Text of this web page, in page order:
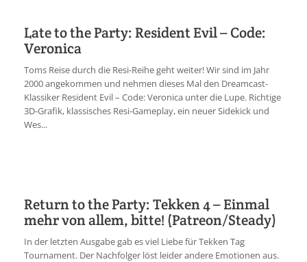
Late to the Party: Resident Evil – Code:
Veronica
Toms Reise durch die Resi-Reihe geht weiter! Wir sind im Jahr
2000 angekommen und nehmen dieses Mal den Dreamcast-
Klassiker Resident Evil – Code: Veronica unter die Lupe. Richtige
3D-Grafik, klassisches Resi-Gameplay, ein neuer Sidekick und
Wes...
Return to the Party: Tekken 4 – Einmal
mehr von allem, bitte! (Patreon/Steady)
In der letzten Ausgabe gab es viel Liebe für Tekken Tag
Tournament. Der Nachfolger löst leider andere Emotionen aus.